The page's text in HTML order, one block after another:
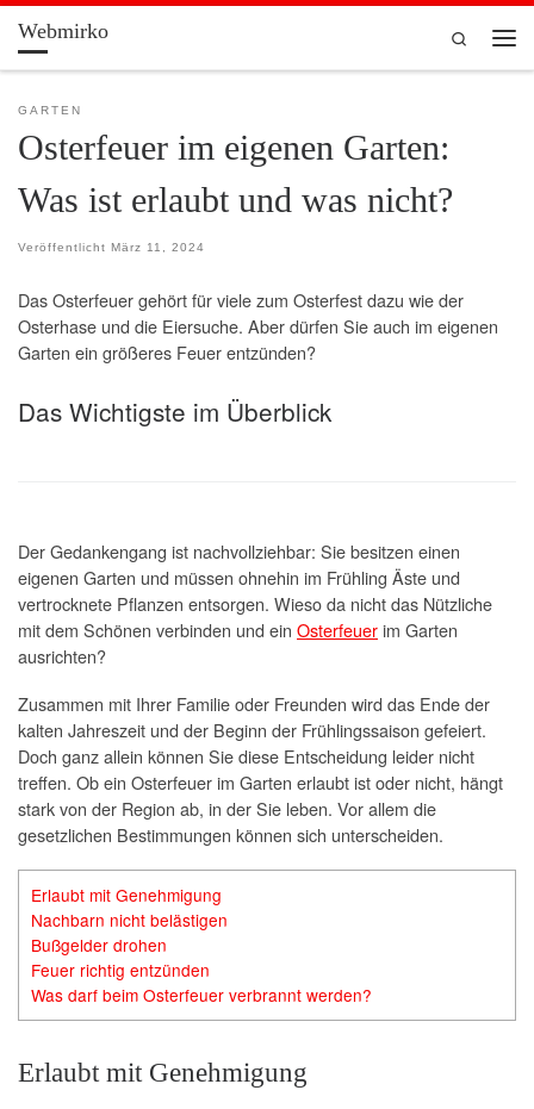
Zum Inhalt springen
Webmirko
Search
GARTEN
Osterfeuer im eigenen Garten:
Was ist erlaubt und was nicht?
Veröffentlicht März 11, 2024
Das Osterfeuer gehört für viele zum Osterfest dazu wie der
Osterhase und die Eiersuche. Aber dürfen Sie auch im eigenen
Garten ein größeres Feuer entzünden?
Das Wichtigste im Überblick
Der Gedankengang ist nachvollziehbar: Sie besitzen einen
eigenen Garten und müssen ohnehin im Frühling Äste und
vertrocknete Pflanzen entsorgen. Wieso da nicht das Nützliche
mit dem Schönen verbinden und ein Osterfeuerim Garten
ausrichten?
Zusammen mit Ihrer Familie oder Freunden wird das Ende der
kalten Jahreszeit und der Beginn der Frühlingssaison gefeiert.
Doch ganz allein können Sie diese Entscheidung leider nicht
treffen. Ob ein Osterfeuer im Garten erlaubt ist oder nicht, hängt
stark von der Region ab, in der Sie leben. Vor allem die
gesetzlichen Bestimmungen können sich unterscheiden.
Erlaubt mit Genehmigung
Nachbarn nicht belästigen
Bußgelder drohen
Feuer richtig entzünden
Was darf beim Osterfeuer verbrannt werden?
Erlaubt mit Genehmigung